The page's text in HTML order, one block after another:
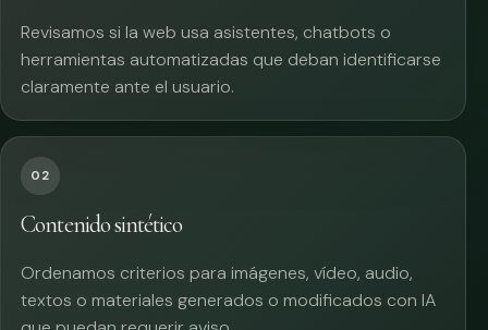
Revisamos si la web usa asistentes, chatbots o
herramientas automatizadas que deban identificarse
claramente ante el usuario.
02
Contenido sintético
Ordenamos criterios para imágenes, vídeo, audio,
textos o materiales generados o modificados con IA